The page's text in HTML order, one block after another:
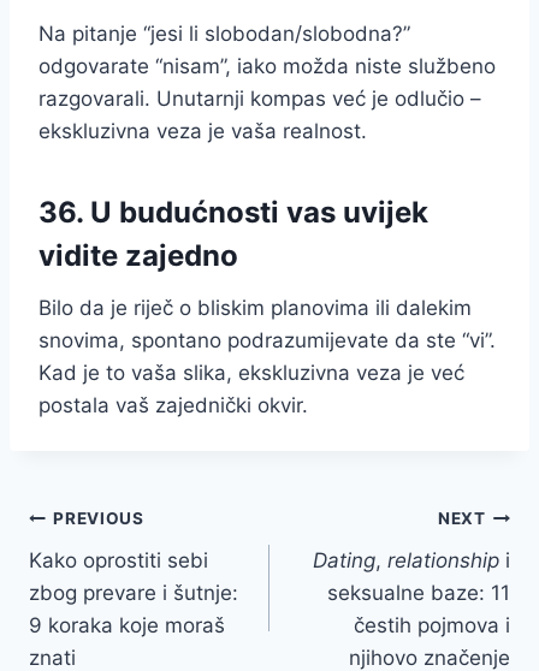
Na pitanje “jesi li slobodan/slobodna?”
odgovarate “nisam”, iako možda niste službeno
razgovarali. Unutarnji kompas već je odlučio –
ekskluzivna veza je vaša realnost.
36. U budućnosti vas uvijek
vidite zajedno
Bilo da je riječ o bliskim planovima ili dalekim
snovima, spontano podrazumijevate da ste “vi”.
Kad je to vaša slika, ekskluzivna veza je već
postala vaš zajednički okvir.
Post
navigation
PREVIOUS
Kako oprostiti sebi
zbog prevare i šutnje:
9 koraka koje moraš
znati
NEXT
Dating, relationship i
seksualne baze: 11
čestih pojmova i
njihovo značenje